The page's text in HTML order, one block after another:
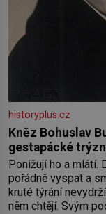
historyplus.cz
Kněz Bohuslav
gestapácké
Ponižují ho a mlátí.
pořádně vyspat a
kruté týrání
něm chtějí. Svým